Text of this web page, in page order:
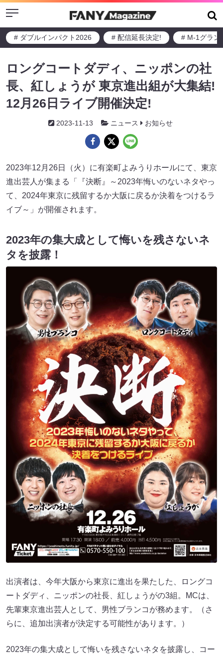
Menu
# ダブルインパクト2026 # 配信延長決定! # M-1グラン
ロングコートダディ、ニッポンの社
長、紅しょうが 東京進出組が大集結!
12月26日ライブ開催決定!
2023-11-13 ニュース お知らせ
2023年12月26日（火）に有楽町よみうりホールにて、東京
進出芸人が集まる「『決断』～2023年悔いのないネタやっ
て、2024年東京に残留するか大阪に戻るか決着をつけるラ
イブ～」が開催されます。
2023年の集大成として悔いを残さないネ
タを披露！
出演者は、今年大阪から東京に進出を果たした、ロングコ
ートダディ、ニッポンの社長、紅しょうがの3組。MCは、
先輩東京進出芸人として、男性ブランコが務めます。（さ
らに、追加出演者が決定する可能性があります。）
2023年の集大成として悔いを残さないネタを披露し、コー